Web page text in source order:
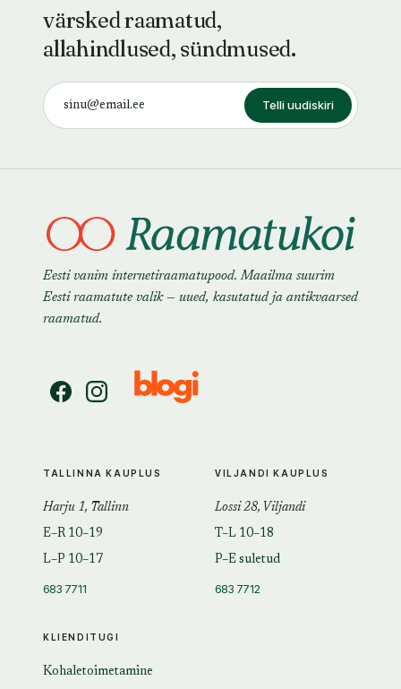
värsked raamatud,
allahindlused, sündmused.
Telli uudiskiri
Eesti vanim internetiraamatupood. Maailma suurim
Eesti raamatute valik — uued, kasutatud ja antikvaarsed
raamatud.
KLIENDITUGI
Kohaletoimetamine
TALLINNA KAUPLUS
Harju 1, Tallinn
E–R 10–19
L–P 10–17
683 7711
VILJANDI KAUPLUS
Lossi 28, Viljandi
T–L 10–18
P–E suletud
683 7712